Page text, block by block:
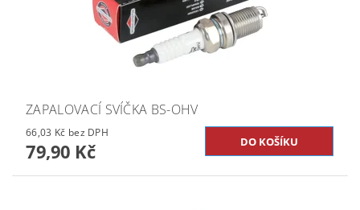
ZAPALOVACÍ SVÍČKA BS-OHV
66,03 Kč bez DPH
79,90 Kč